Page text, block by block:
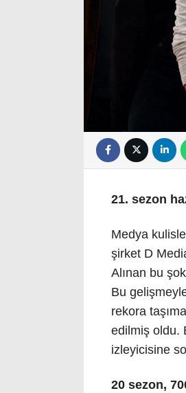
21. sezon
Medya
şirket D
Alınan bu
Bu
rekora
edilmiş oldu.
izleyicisine
20 sezon,